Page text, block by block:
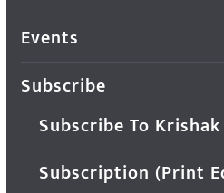
Events
Subscribe
Subscribe To
Subscription (Print